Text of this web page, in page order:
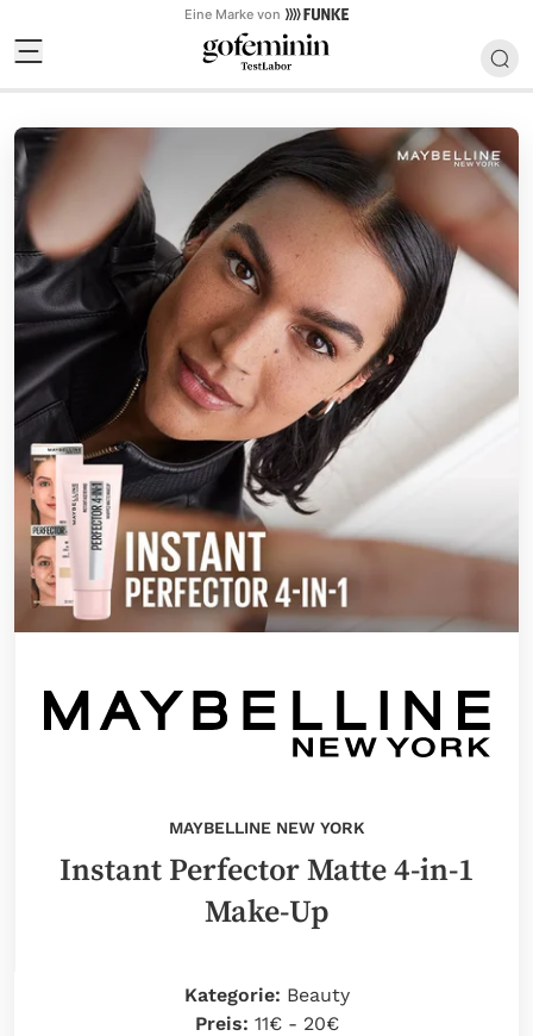
Eine Marke von
MAYBELLINE NEW YORK
Instant Perfector Matte 4-in-1
Make-Up
Kategorie: Beauty
Preis: 11€ - 20€